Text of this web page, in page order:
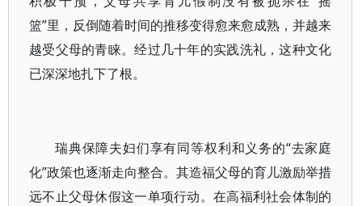
篮”里，反倒随着时间的推移变得愈来愈成熟，并越来
越受父母的青睐。经过几十年的实践洗礼，这种文化
已深深地扎下了根。
瑞典保障夫妇们享有同等权利和义务的“去家庭
化”政策也逐渐走向整合。其造福父母的育儿激励举措
远不止父母休假这一单项行动。在高福利社会体制的